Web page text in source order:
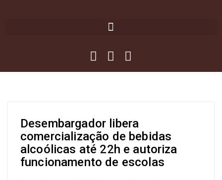
Desembargador libera
comercialização de bebidas
alcoólicas até 22h e autoriza
funcionamento de escolas